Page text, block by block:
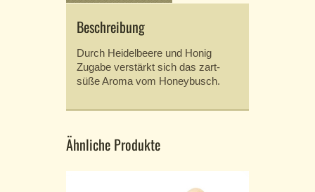
Beschreibung
Durch Heidelbeere und Honig
Zugabe verstärkt sich das zart-
süße Aroma vom Honeybusch.
Ähnliche Produkte